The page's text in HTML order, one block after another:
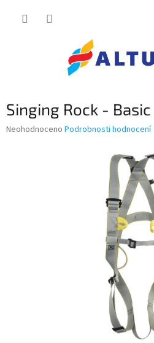
Singing Rock - Basic
Průměrné
Neohodnoceno Podrobnosti hodnocení